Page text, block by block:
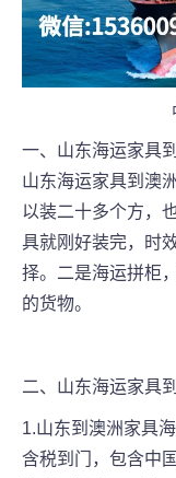
一、山东海运家具
山东海运家具到澳
以装二十多个方，
具就刚好装完，时
择。二是海运拼柜
的货物。
二、山东海运家具
1.山东到澳洲家具
含税到门，包含中